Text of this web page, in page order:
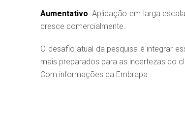
Aumentativo: Aplicação em larga
cresce comercialmente.
O desafio atual da pesquisa é integrar
mais preparados para as incertezas do
Com informações da Embrapa